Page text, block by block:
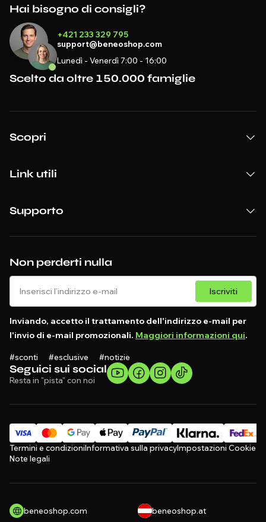
Seguici sui social
Resta in "pista" con noi
Non perderti nulla
Iscriviti
Inviando, accetto il trattamento dell'indirizzo e-mail per
l'invio di e-mail promozionali. Maggiori informazioni qui.
#sconti #esclusive #notizie
Hai bisogno di consigli?
+421 233 329 795
support@beneoshop.com
Lunedì - Venerdì 7:00 - 16:00
Scelto da oltre 150.000 famiglie
Scopri
Link utili
Supporto
Termini e condizioniInformativa sulla privacyImpostazioni Cookie
Note legali
beneoshop.com beneoshop.at